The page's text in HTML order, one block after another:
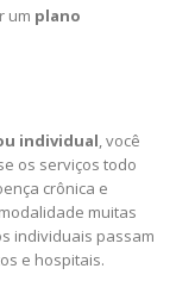
um plano
individual, você
os serviços todo
crônica e
muitas
individuais passam
e hospitais.